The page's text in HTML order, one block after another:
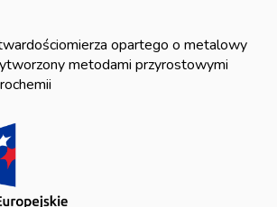
opartego o metalowy
metodami przyrostowymi